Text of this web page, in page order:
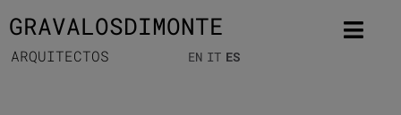
GRAVALOSDIMONTE
ARQUITECTOS EN IT ES